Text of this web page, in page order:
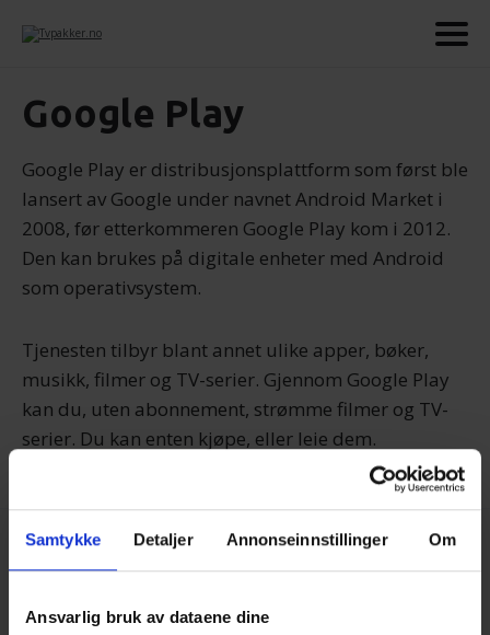
Samtykke Detaljer Annonseinnstillinger Om
Ansvarlig bruk av dataene dine
Google Play
Google Play er distribusjonsplattform som først ble
lansert av Google under navnet Android Market i
2008, før etterkommeren Google Play kom i 2012.
Den kan brukes på digitale enheter med Android
som operativsystem.
Tjenesten tilbyr blant annet ulike apper, bøker,
musikk, filmer og TV-serier. Gjennom Google Play
kan du, uten abonnement, strømme filmer og TV-
serier. Du kan enten kjøpe, eller leie dem.